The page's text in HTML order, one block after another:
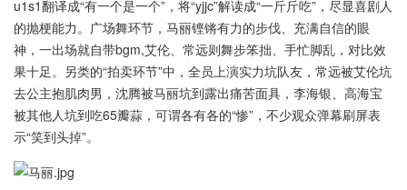
u1s1翻译成“有一个是一个”，将“yjjc”解读成“一斤斤吃”，尽显喜剧人
的抛梗能力。广场舞环节，马丽铿锵有力的步伐、充满自信的眼
神，一出场就自带bgm,艾伦、常远则舞步笨拙、手忙脚乱，对比效
果十足。另类的“拍卖环节”中，全员上演实力坑队友，常远被艾伦坑
去公主抱肌肉男，沈腾被马丽坑到露出痛苦面具，李海银、高海宝
被其他人坑到吃65瓣蒜，可谓各有各的“惨”，不少观众弹幕刷屏表
示“笑到头掉”。